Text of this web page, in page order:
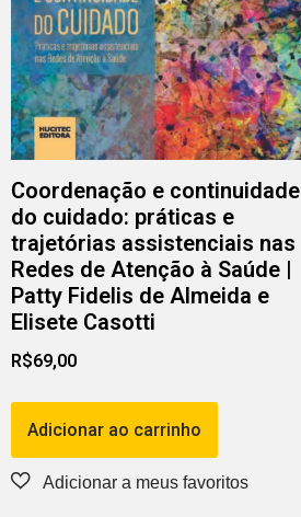
Coordenação e continuidade
do cuidado: práticas e
trajetórias assistenciais nas
Redes de Atenção à Saúde |
Patty Fidelis de Almeida e
Elisete Casotti
R$69,00
Adicionar ao carrinho